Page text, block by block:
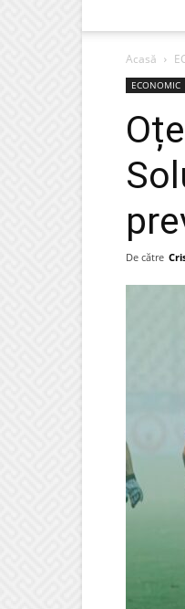
Acasă
ECONOMIC
De către